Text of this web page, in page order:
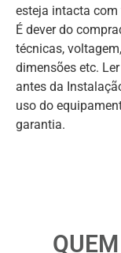
esteja intacta
É dever do
técnicas,
dimensões etc.
antes da
uso do
garantia.